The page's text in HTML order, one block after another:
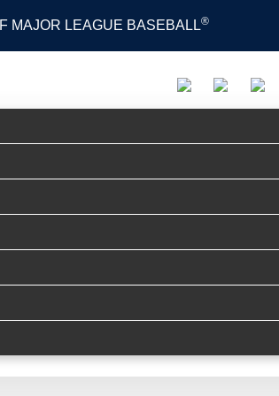
MAJOR LEAGUE BASEBALL®
アクセサリー
レッグガード